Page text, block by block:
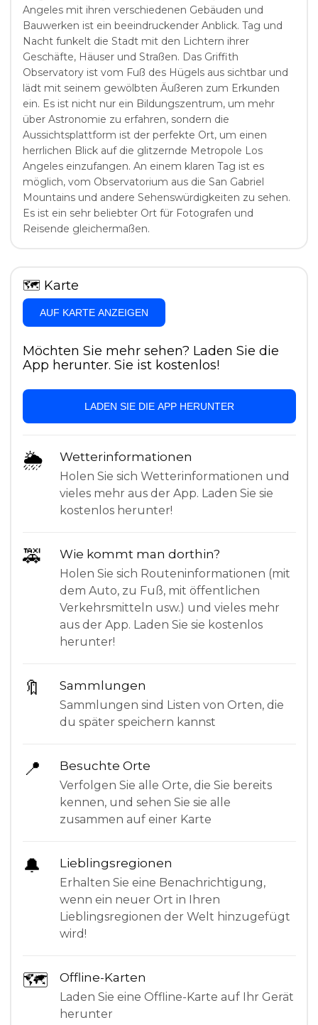
Angeles mit ihren verschiedenen Gebäuden und
Bauwerken ist ein beeindruckender Anblick. Tag und
Nacht funkelt die Stadt mit den Lichtern ihrer
Geschäfte, Häuser und Straßen. Das Griffith
Observatory ist vom Fuß des Hügels aus sichtbar und
lädt mit seinem gewölbten Äußeren zum Erkunden
ein. Es ist nicht nur ein Bildungszentrum, um mehr
über Astronomie zu erfahren, sondern die
Aussichtsplattform ist der perfekte Ort, um einen
herrlichen Blick auf die glitzernde Metropole Los
Angeles einzufangen. An einem klaren Tag ist es
möglich, vom Observatorium aus die San Gabriel
Mountains und andere Sehenswürdigkeiten zu sehen.
Es ist ein sehr beliebter Ort für Fotografen und
Reisende gleichermaßen.
🗺 Karte
AUF KARTE ANZEIGEN
Möchten Sie mehr sehen? Laden Sie die
App herunter. Sie ist kostenlos!
LADEN SIE DIE APP HERUNTER
🌦 Wetterinformationen
Holen Sie sich Wetterinformationen und
vieles mehr aus der App. Laden Sie sie
kostenlos herunter!
🚕 Wie kommt man dorthin?
Holen Sie sich Routeninformationen (mit
dem Auto, zu Fuß, mit öffentlichen
Verkehrsmitteln usw.) und vieles mehr
aus der App. Laden Sie sie kostenlos
herunter!
🔖 Sammlungen
Sammlungen sind Listen von Orten, die
du später speichern kannst
📍 Besuchte Orte
Verfolgen Sie alle Orte, die Sie bereits
kennen, und sehen Sie sie alle
zusammen auf einer Karte
🔔 Lieblingsregionen
Erhalten Sie eine Benachrichtigung,
wenn ein neuer Ort in Ihren
Lieblingsregionen der Welt hinzugefügt
wird!
🗺 Offline-Karten
Laden Sie eine Offline-Karte auf Ihr Gerät
herunter